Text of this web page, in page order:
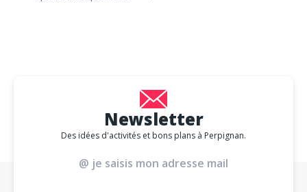
Newsletter
Des idées d'activités et bons plans à Perpignan.